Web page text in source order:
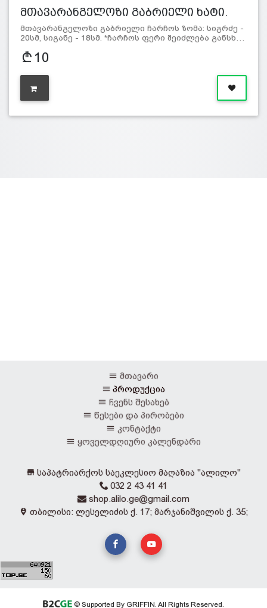
მთავარანგელოზი გაბრიელი ხატი.
მთავარანგელოზი გაბრიელი ჩარჩოს ზომა: სიგრძე -
20სმ, სიგანე - 18სმ. *ჩარჩოს ფერი შეიძლება განსხ…
10
მთავარი
პროდუქცია
ჩვენს შესახებ
წესები და პირობები
კონტაქტი
ყოველდღიური კალენდარი
საპატრიარქოს საეკლესიო მაღაზია "ალილო"
032 2 43 41 41
shop.alilo.ge@gmail.com
თბილისი: ლესელიძის ქ. 17; მარჯანიშვილის ქ. 35;
© Supported By GRIFFIN. All Rights Reserved.